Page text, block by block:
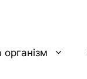
організм